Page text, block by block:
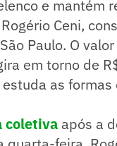
e mantém
Ceni,
Paulo. O
em torno de
as formas
coletiva após a